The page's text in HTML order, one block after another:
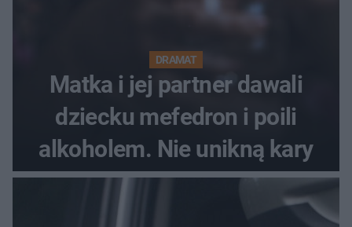
DRAMAT
Matka i jej partner dawali
dziecku mefedron i poili
alkoholem. Nie unikną kary